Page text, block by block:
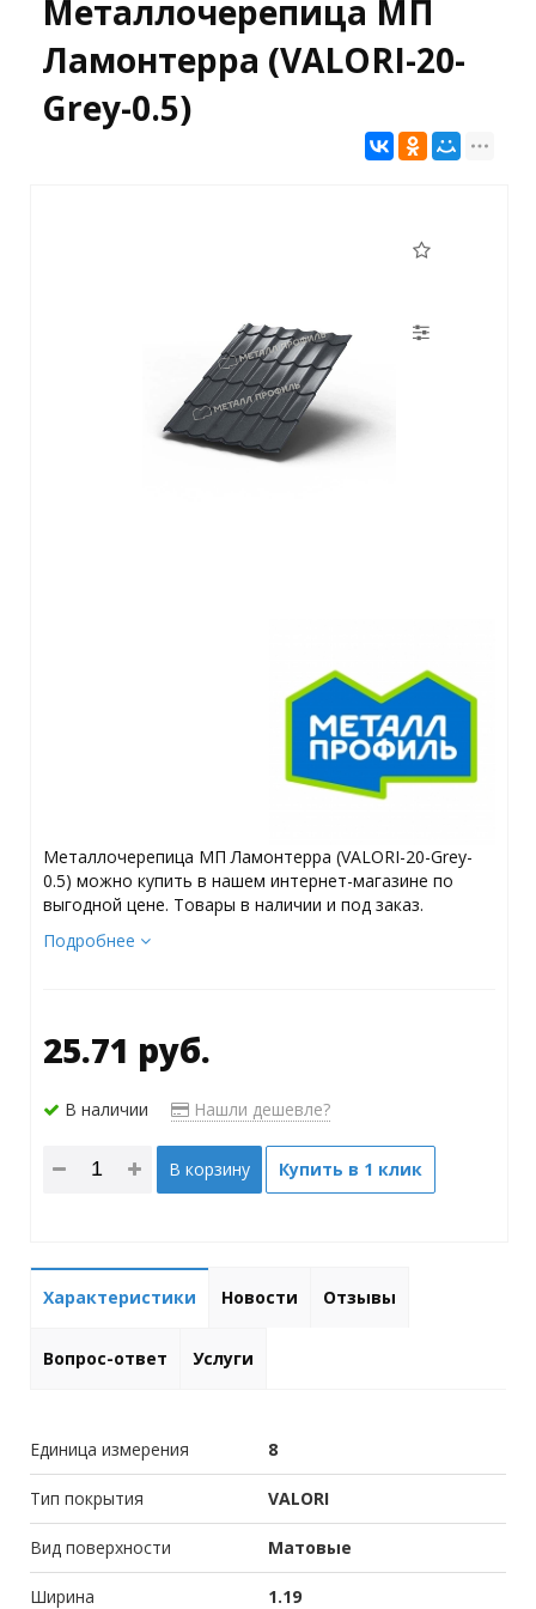
Металлочерепица МП
Ламонтерра (VALORI-20-
Grey-0.5)
Металлочерепица МП Ламонтерра (VALORI-20-Grey-
0.5) можно купить в нашем интернет-магазине по
выгодной цене. Товары в наличии и под заказ.
Подробнее
25.71 руб.
В наличии Нашли дешевле?
В корзину Купить в 1 клик
Характеристики Новости Отзывы
Вопрос-ответ Услуги
Единица измерения 8
Тип покрытия VALORI
Вид поверхности Матовые
Ширина 1.19